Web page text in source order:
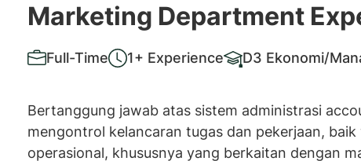
Marketing Department
Full-Time 1+ Experience D3 Ekonomi/
Bertanggung jawab atas sistem administrasi
mengontrol kelancaran tugas dan pekerjaan,
operasional, khususnya yang berkaitan dengan